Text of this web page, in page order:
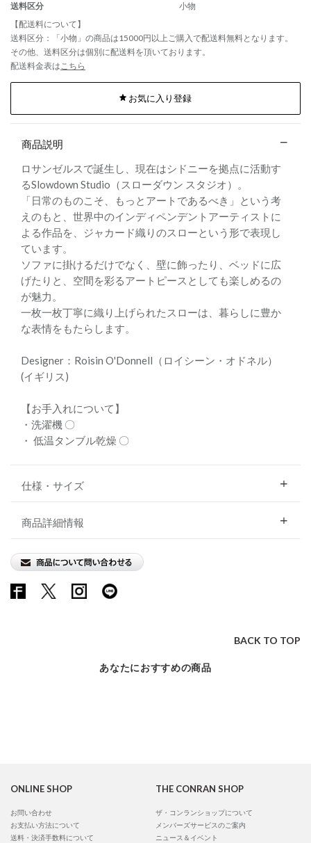
送料区分
小物
【配送料について】
送料区分：「小物」の商品は15000円以上ご購入で配送料無料となります。
その他、送料区分は個別に配送料を頂いております。
配送料金表はこちら
お気に入り登録
商品説明
ロサンゼルスで誕生し、現在はシドニーを拠点に活動す
るSlowdown Studio（スローダウン スタジオ）。
「日常のものこそ、もっとアートであるべき」という考
えのもと、世界中のインディペンデントアーティストに
よる作品を、ジャカード織りのスローという形で表現し
ています。
ソファに掛けるだけでなく、壁に飾ったり、ベッドに広
げたりと、空間を彩るアートピースとしても楽しめるの
が魅力。
一枚一枚丁寧に織り上げられたスローは、暮らしに豊か
な表情をもたらします。
Designer：Roisin O'Donnell（ロイシーン・オドネル）
(イギリス)
【お手入れについて】
・洗濯機 〇
・ 低温タンブル乾燥 〇
仕様・サイズ
商品詳細情報
BACK TO TOP
あなたにおすすめの商品
ONLINE SHOP
お問い合わせ
お支払い方法について
送料・決済手数料について
THE CONRAN SHOP
ザ・コンランショップについて
メンバーズサービスのご案内
ニュース＆イベント